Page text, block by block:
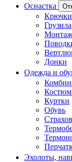
Оснастка
Крючки
Грузила
Донки
Одежда и
Куртки
Обувь
Эхолоты,